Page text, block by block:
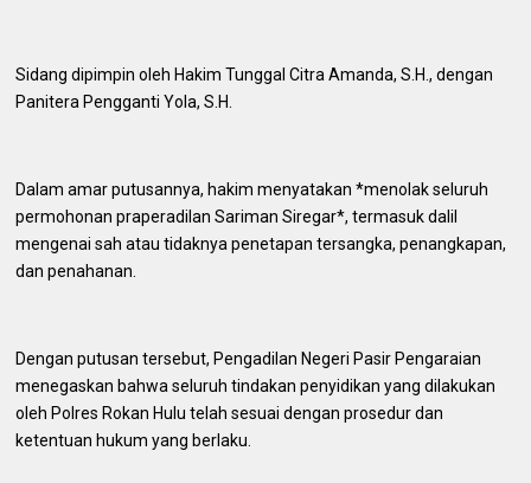
Sidang dipimpin oleh Hakim Tunggal Citra Amanda, S.H., dengan
Panitera Pengganti Yola, S.H.
Dalam amar putusannya, hakim menyatakan *menolak seluruh
permohonan praperadilan Sariman Siregar*, termasuk dalil
mengenai sah atau tidaknya penetapan tersangka, penangkapan,
dan penahanan.
Dengan putusan tersebut, Pengadilan Negeri Pasir Pengaraian
menegaskan bahwa seluruh tindakan penyidikan yang dilakukan
oleh Polres Rokan Hulu telah sesuai dengan prosedur dan
ketentuan hukum yang berlaku.